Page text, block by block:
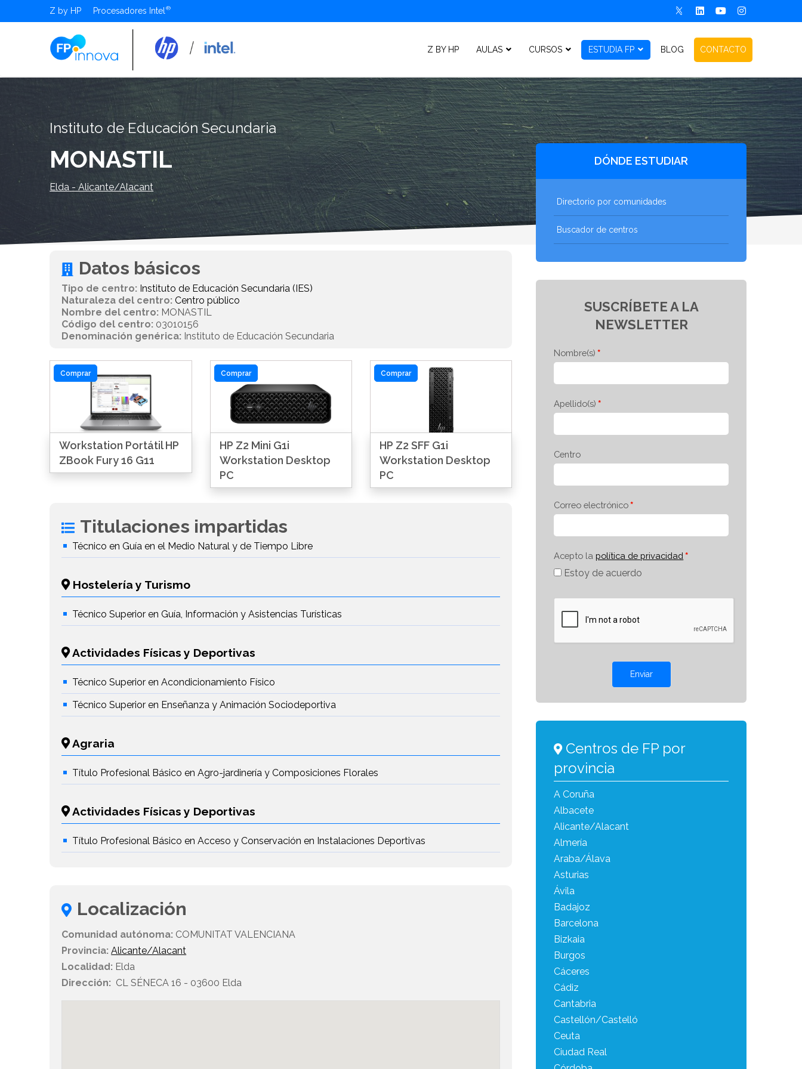
Z by HP Procesadores Intel
Z BY HP AULAS CURSOS ESTUDIA FP BLOG CONTACTO
Instituto de Educación Secundaria
MONASTIL
Elda - Alicante/Alacant
Datos básicos
Tipo de centro: Instituto de Educación Secundaria (IES)
Naturaleza del centro: Centro público
Nombre del centro: MONASTIL
Código del centro: 03010156
Denominación genérica: Instituto de Educación Secundaria
Comprar
Workstation Portátil HP
ZBook Fury 16 G11
Comprar
HP Z2 Mini G1i
Workstation Desktop
PC
Comprar
HP Z2 SFF G1i
Workstation Desktop
PC
Titulaciones impartidas
Técnico en Guía en el Medio Natural y de Tiempo Libre
Hostelería y Turismo
Técnico Superior en Guía, Información y Asistencias Turísticas
Actividades Físicas y Deportivas
Técnico Superior en Acondicionamiento Físico
Técnico Superior en Enseñanza y Animación Sociodeportiva
Agraria
Título Profesional Básico en Agro-jardinería y Composiciones Florales
Actividades Físicas y Deportivas
Título Profesional Básico en Acceso y Conservación en Instalaciones Deportivas
Localización
Comunidad autónoma: COMUNITAT VALENCIANA
Provincia: Alicante/Alacant
Localidad: Elda
Dirección: CL SÉNECA 16 - 03600 Elda
DÓNDE ESTUDIAR
Directorio por comunidades
Buscador de centros
SUSCRÍBETE A LA
NEWSLETTER
Nombre(s)
Apellido(s)
Centro
Correo electrónico
Acepto la política de privacidad
Estoy de acuerdo
Enviar
Centros de FP por
provincia
A Coruña
Albacete
Alicante/Alacant
Almería
Araba/Álava
Asturias
Ávila
Badajoz
Barcelona
Bizkaia
Burgos
Cáceres
Cádiz
Cantabria
Castellón/Castelló
Ceuta
Ciudad Real